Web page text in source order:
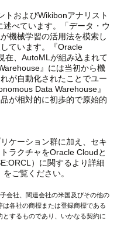
トおよびWikibonアナリスト
べています。「データ・ウ
機械学習の活用法を模索し
ています。『Oracle
在、AutoMLが組み込まれて
』には当初から機
が自動化されたことでユー
Data Warehouse』
が相対的に初歩的で原始的
ケーション群に加え、セキ
ラクチャをOracle Cloudと
）に関するより詳細
ご覧ください。
会社、関連会社の米国及びその他の
各社の商標または登録商標である
するものであり、いかなる契約に